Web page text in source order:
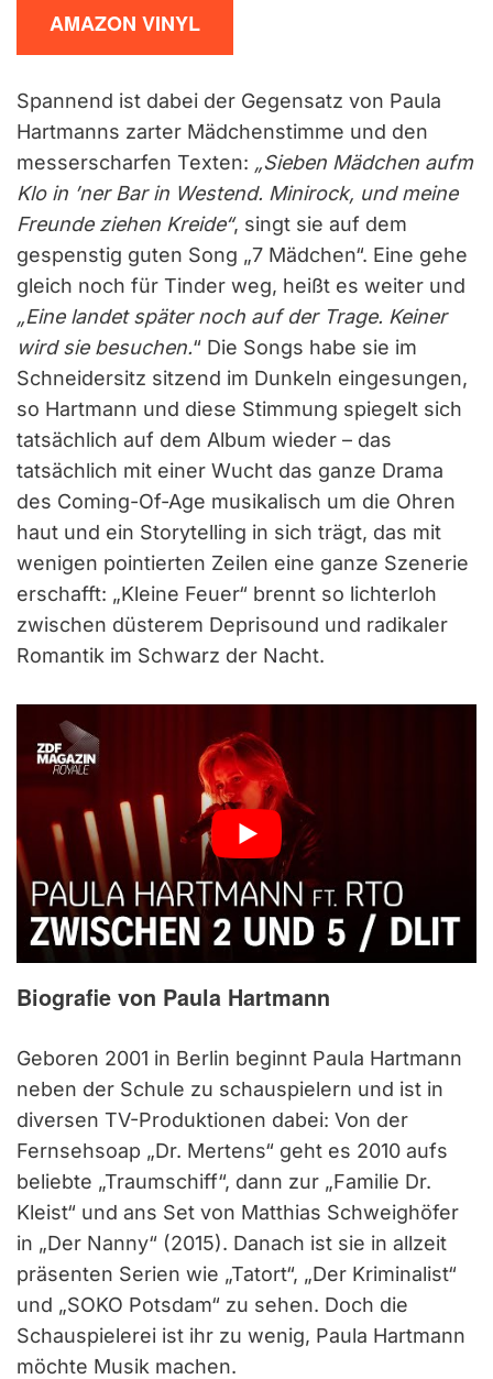
AMAZON VINYL
Spannend ist dabei der Gegensatz von Paula
Hartmanns zarter Mädchenstimme und den
messerscharfen Texten: „Sieben Mädchen aufm
Klo in ’ner Bar in Westend. Minirock, und meine
Freunde ziehen Kreide“, singt sie auf dem
gespenstig guten Song „7 Mädchen“. Eine gehe
gleich noch für Tinder weg, heißt es weiter und
„Eine landet später noch auf der Trage. Keiner
wird sie besuchen.“ Die Songs habe sie im
Schneidersitz sitzend im Dunkeln eingesungen,
so Hartmann und diese Stimmung spiegelt sich
tatsächlich auf dem Album wieder – das
tatsächlich mit einer Wucht das ganze Drama
des Coming-Of-Age musikalisch um die Ohren
haut und ein Storytelling in sich trägt, das mit
wenigen pointierten Zeilen eine ganze Szenerie
erschafft: „Kleine Feuer“ brennt so lichterloh
zwischen düsterem Deprisound und radikaler
Romantik im Schwarz der Nacht.
Biografie von Paula Hartmann
Geboren 2001 in Berlin beginnt Paula Hartmann
neben der Schule zu schauspielern und ist in
diversen TV-Produktionen dabei: Von der
Fernsehsoap „Dr. Mertens“ geht es 2010 aufs
beliebte „Traumschiff“, dann zur „Familie Dr.
Kleist“ und ans Set von Matthias Schweighöfer
in „Der Nanny“ (2015). Danach ist sie in allzeit
präsenten Serien wie „Tatort“, „Der Kriminalist“
und „SOKO Potsdam“ zu sehen. Doch die
Schauspielerei ist ihr zu wenig, Paula Hartmann
möchte Musik machen.